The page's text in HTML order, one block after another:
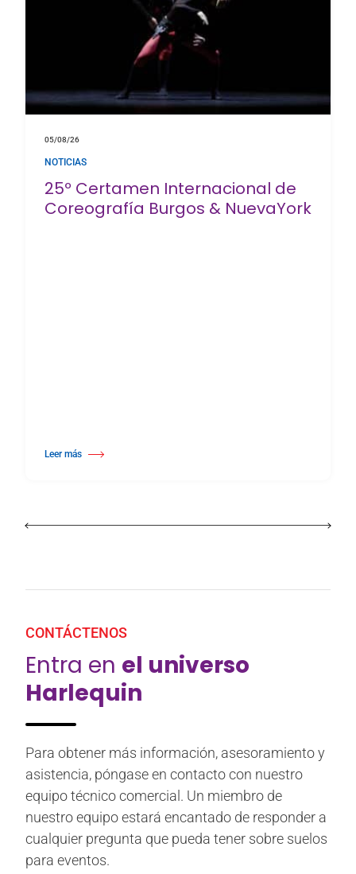
05/08/26
NOTICIAS
25º Certamen Internacional de
Coreografía Burgos & NuevaYork
Leer más
about 25º Certamen Internacional de Coreografía Burgos & NuevaYork
CONTÁCTENOS
Entra en el universo
Harlequin
Para obtener más información, asesoramiento y
asistencia, póngase en contacto con nuestro
equipo técnico comercial. Un miembro de
nuestro equipo estará encantado de responder a
cualquier pregunta que pueda tener sobre suelos
para eventos.